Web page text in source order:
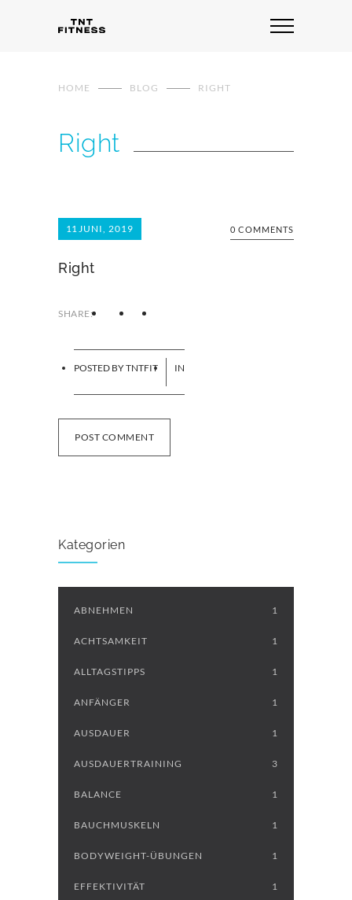
HOME BLOG RIGHT
Right
11JUNI, 2019 0 COMMENTS
Right
SHARE:
POST COMMENT
POSTED BYTNTFIT IN
Kategorien
ABNEHMEN 1
ACHTSAMKEIT 1
ALLTAGSTIPPS 1
ANFÄNGER 1
AUSDAUER 1
AUSDAUERTRAINING 3
BALANCE 1
BAUCHMUSKELN 1
BODYWEIGHT-ÜBUNGEN 1
EFFEKTIVITÄT 1